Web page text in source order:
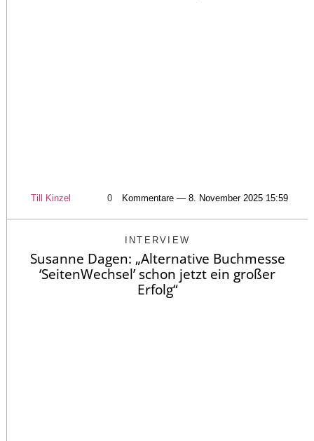
Till Kinzel 0 Kommentare — 8. November 2025 15:59
INTERVIEW
Susanne Dagen: „Alternative Buchmesse
‘SeitenWechsel’ schon jetzt ein großer
Erfolg“